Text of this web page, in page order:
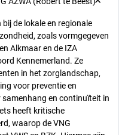
de lokale en regionale
zoals vormgegeven
Alkmaar en de IZA
Kennemerland. Ze
in het zorglandschap,
voor preventie en
en continuïteit in
heeft kritische
waarop de VNG